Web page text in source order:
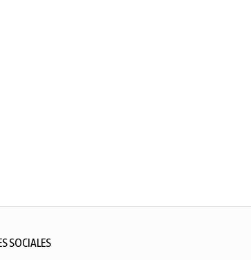
SOCIALES